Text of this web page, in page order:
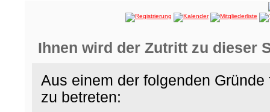
Ihnen wird der Zutritt zu dieser
Aus einem der folgenden
zu betreten: